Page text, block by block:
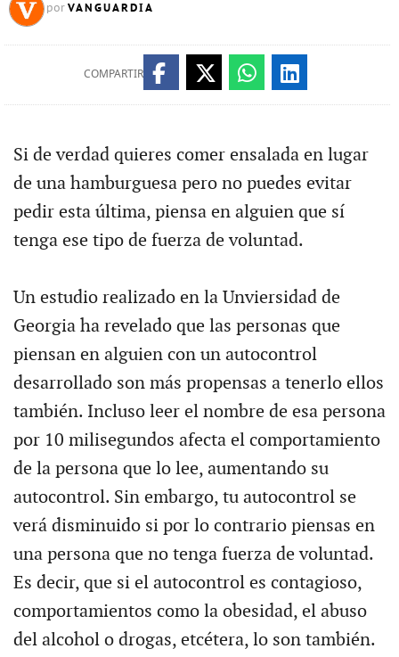
por VANGUARDIA
COMPARTIR
Si de verdad quieres comer ensalada en lugar
de una hamburguesa pero no puedes evitar
pedir esta última, piensa en alguien que sí
tenga ese tipo de fuerza de voluntad.
Un estudio realizado en la Unviersidad de
Georgia ha revelado que las personas que
piensan en alguien con un autocontrol
desarrollado son más propensas a tenerlo ellos
también. Incluso leer el nombre de esa persona
por 10 milisegundos afecta el comportamiento
de la persona que lo lee, aumentando su
autocontrol. Sin embargo, tu autocontrol se
verá disminuido si por lo contrario piensas en
una persona que no tenga fuerza de voluntad.
Es decir, que si el autocontrol es contagioso,
comportamientos como la obesidad, el abuso
del alcohol o drogas, etcétera, lo son también.